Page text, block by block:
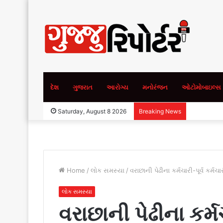
દેશ ગુજરાત આરોગ્ય મનોરંજન ઓટોમોબાઇલ્સ
Saturday, August 8 2026 Breaking News
Home / લોક સમસ્યા / વરાછાની પેઢીના કર્મચારી-પૂર્વ
લોક સમસ્યા
વરાછાની પેઢીના